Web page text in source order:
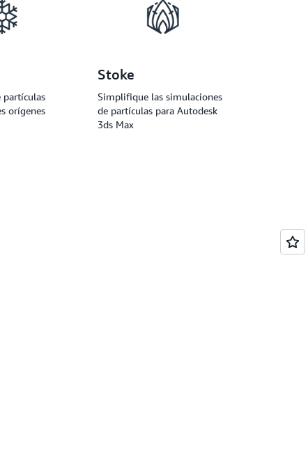
partículas
orígenes
Stoke
Simplifique las simulaciones
de partículas para Autodesk
3ds Max